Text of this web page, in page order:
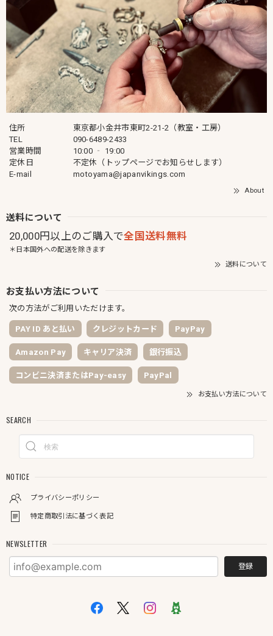
住所
東京都小金井市東町2-21-2（教室・工房）
TEL
090-6489-2433
営業時間
10:00 ‐ 19:00
定休日
不定休（トップページでお知らせします）
E-mail
motoyama@japanvikings.com
About
送料について
20,000円以上のご購入で全国送料無料
＊日本国外への配送を除きます
送料について
お支払い方法について
次の方法がご利用いただけます。
PAY ID あと払い クレジットカード PayPay
Amazon Pay キャリア決済 銀行振込
コンビニ決済またはPay-easy PayPal
お支払い方法について
SEARCH
NOTICE
プライバシーポリシー
特定商取引法に基づく表記
NEWSLETTER
登録